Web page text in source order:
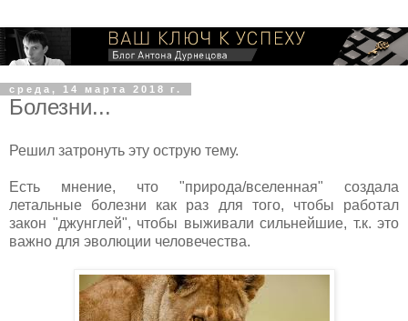
среда, 14 марта 2018 г.
Болезни...
Решил затронуть эту острую тему.
Есть мнение, что "природа/вселенная" создала
летальные болезни как раз для того, чтобы работал
закон "джунглей", чтобы выживали сильнейшие, т.к. это
важно для эволюции человечества.